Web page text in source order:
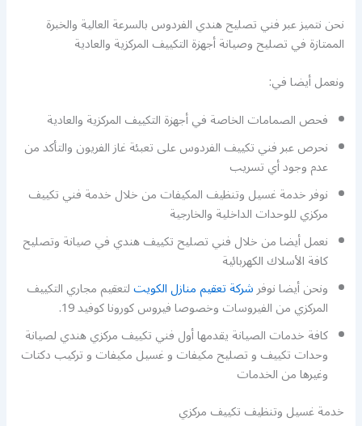
نحن نتميز عبر فني تصليح هندي الفردوس بالسرعة العالية والخبرة
الممتازة في تصليح وصيانة أجهزة التكييف المركزية والعادية
ونعمل أيضا في:
فحص الصمامات الخاصة في أجهزة التكييف المركزية والعادية
نحرص عبر فني تكييف الفردوس على تعبئة غاز الفريون والتأكد من
عدم وجود أي تسريب
نوفر خدمة غسيل وتنظيف المكيفات من خلال خدمة فني تكييف
مركزي للوحدات الداخلية والخارجية
نعمل أيضا من خلال فني تصليح تكييف هندي في صيانة وتصليح
كافة الأسلاك الكهربائية
ونحن أيضا نوفرشركة تعقيم منازل الكويتلتعقيم مجاري التكييف
المركزي من الفيروسات وخصوصا فيروس كورونا كوفيد 19.
كافة خدمات الصيانة يقدمها أول فني تكييف مركزي هندي لصيانة
وحدات تكييف و تصليح مكيفات و غسيل مكيفات و تركيب دكتات
وغيرها من الخدمات
خدمة غسيل وتنظيف تكييف مركزي